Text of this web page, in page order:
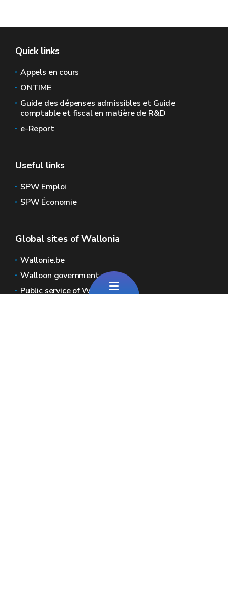
Quick links
Appels en cours
ONTIME
Guide des dépenses admissibles et Guide
comptable et fiscal en matière de R&D
e-Report
Useful links
SPW Emploi
SPW Économie
Global sites of Wallonia
Wallonie.be
Walloon government
Public service of Wallonia